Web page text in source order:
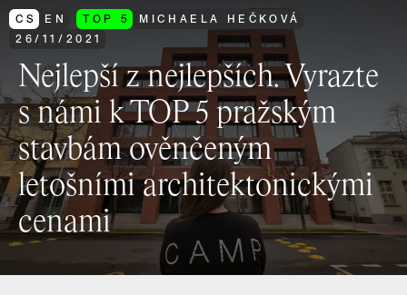
CS EN TOP 5
MICHAELA HEČKOVÁ
26/ 11/ 2021
Nejlepší z nejlepších. Vyrazte
s námi k TOP 5 pražským
stavbám ověnčeným
letošními architektonickými
cenami